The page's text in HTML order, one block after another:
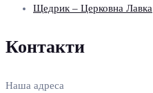
Щедрик – Церковна Лавка
Контакти
Наша адреса